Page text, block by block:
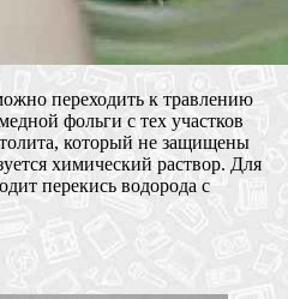
переходить к травлению
фольги с тех участков
который не защищены
химический раствор. Для
перекись водорода с